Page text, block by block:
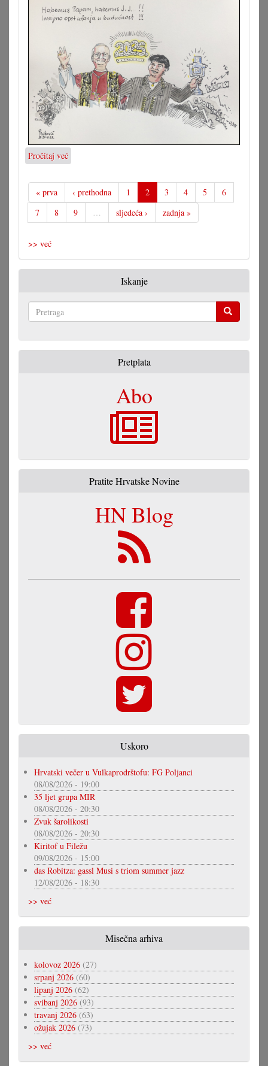
Pročitaj već
Karikatura
23.05.2025.
« prva
‹ prethodna 1 2 3 4 5
6
7
8 9 … sljedeća › zadnja »
>> već
Iskanje
Pretplata
Abo
Pratite Hrvatske Novine
HN Blog
Uskoro
Hrvatski večer u Vulkaprodrštofu: FG Poljanci
08/08/2026 - 19:00
35 ljet grupa MIR
08/08/2026 - 20:30
Zvuk šarolikosti
08/08/2026 - 20:30
Kiritof u Filežu
09/08/2026 - 15:00
das Robitza: gassl Musi s triom summer jazz
12/08/2026 - 18:30
>> već
Misečna arhiva
kolovoz 2026 (27)
srpanj 2026 (60)
lipanj 2026 (62)
svibanj 2026 (93)
travanj 2026 (63)
ožujak 2026 (73)
>> već